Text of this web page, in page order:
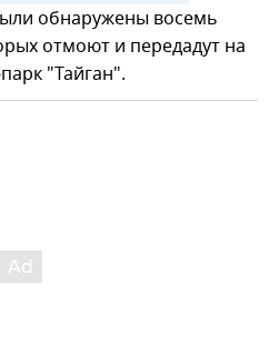
обнаружены восемь
отмоют и передадут на
"Тайган".